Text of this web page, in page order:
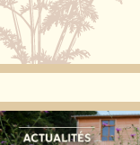
Aller
au